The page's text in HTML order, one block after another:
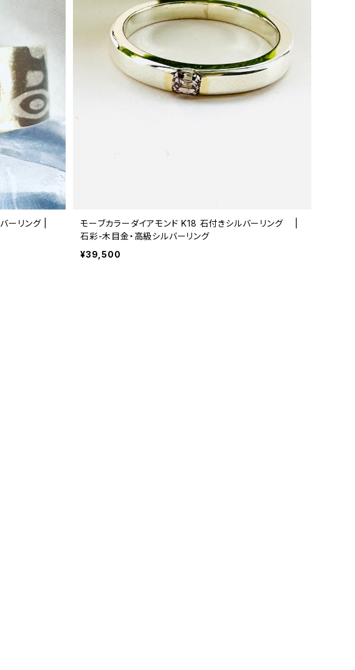
ーリング |
モーブカラーダイアモンド K18 石付きシルバーリング |
石彩-木目金・高級シルバーリング
¥39,500